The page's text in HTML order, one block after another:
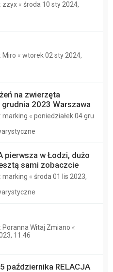
zzyx « środa 10 sty 2024,
Miro « wtorek 02 sty 2024,
na zwierzęta
2023 Warszawa
marking « poniedziałek 04 gru
pierwsza w Łodzi, dużo
sami zobaczcie
marking « środa 01 lis 2023,
Poranna Witaj Zmiano «
11:46
października RELACJA